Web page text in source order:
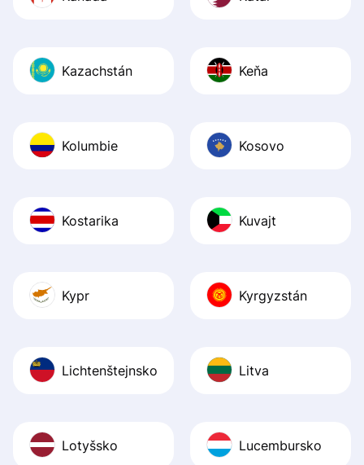
Kazachstán Keňa
Kolumbie Kosovo
Kostarika Kuvajt
Kypr Kyrgyzstán
Lichtenštejnsko Litva
Lotyšsko Lucembursko